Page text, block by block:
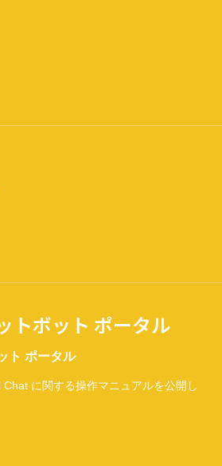
トボット ポータル
ト ポータル
Chat に関する操作マニュアルを公開し